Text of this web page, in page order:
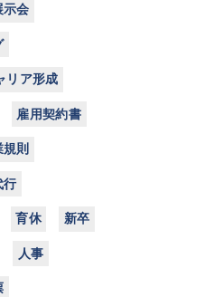
示会
リア形成
雇用契約書
則
行
育休 新卒
人事